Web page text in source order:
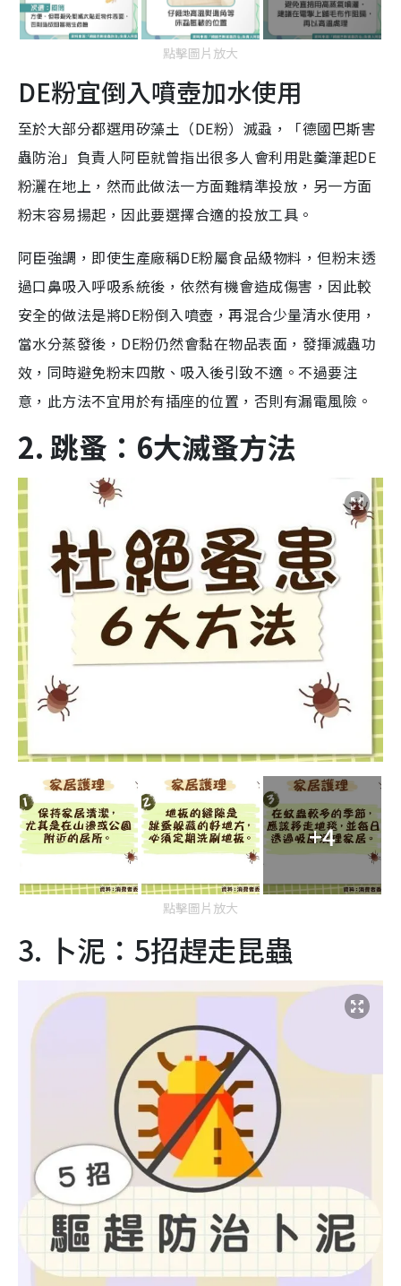
點擊圖片放大
DE粉宜倒入噴壺加水使用
至於大部分都選用矽藻土（DE粉）滅蝨，「德國巴斯害
蟲防治」負責人阿臣就曾指出很多人會利用匙羹潷起DE
粉灑在地上，然而此做法一方面難精準投放，另一方面
粉末容易揚起，因此要選擇合適的投放工具。
阿臣強調，即使生產廠稱DE粉屬食品級物料，但粉末透
過口鼻吸入呼吸系統後，依然有機會造成傷害，因此較
安全的做法是將DE粉倒入噴壺，再混合少量清水使用，
當水分蒸發後，DE粉仍然會黏在物品表面，發揮滅蟲功
效，同時避免粉末四散、吸入後引致不適。不過要注
意，此方法不宜用於有插座的位置，否則有漏電風險。
2. 跳蚤：6大滅蚤方法
+4
點擊圖片放大
3. 卜泥：5招趕走昆蟲